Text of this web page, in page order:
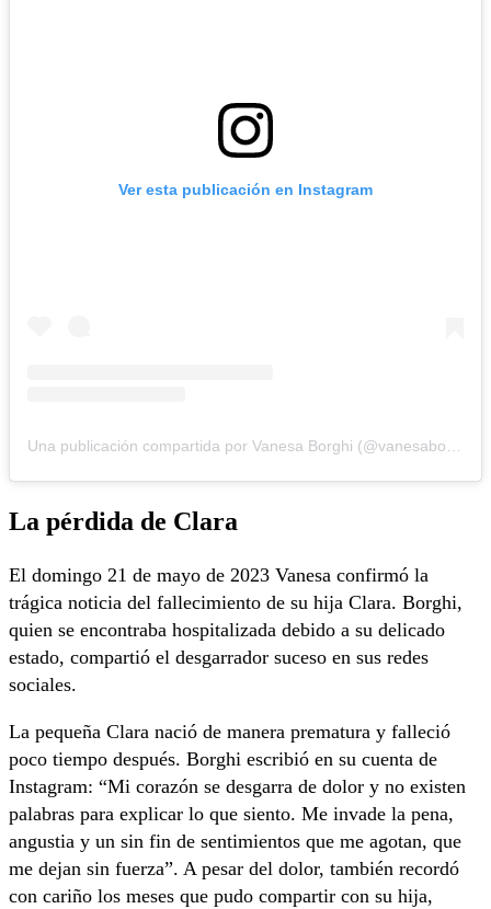
Ver esta publicación en Instagram
La pérdida de Clara
El domingo 21 de mayo de 2023 Vanesa confirmó la
trágica noticia del fallecimiento de su hija Clara. Borghi,
quien se encontraba hospitalizada debido a su delicado
estado, compartió el desgarrador suceso en sus redes
sociales.
La pequeña Clara nació de manera prematura y falleció
poco tiempo después. Borghi escribió en su cuenta de
Instagram: “Mi corazón se desgarra de dolor y no existen
palabras para explicar lo que siento. Me invade la pena,
angustia y un sin fin de sentimientos que me agotan, que
me dejan sin fuerza”. A pesar del dolor, también recordó
con cariño los meses que pudo compartir con su hija,